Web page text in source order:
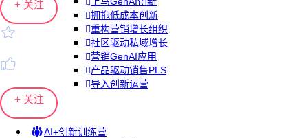
拥抱低成本创新
重构营销增长组织
社区驱动私域增长
营销GenAI应用
产品驱动销售PLS
导入创新运营
AI+创新训练营
+ 关注
+ 关注